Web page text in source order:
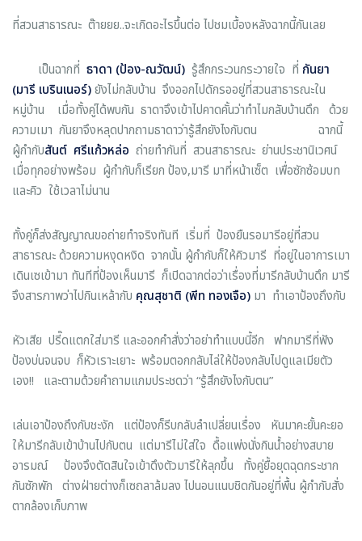
ที่สวนสาธารณะ ต๊ายยย..จะเกิดอะไรขึ้นต่อ ไปชมเบื้องหลังฉากนี้กันเลย
เป็นฉากที่ ธาดา (ป้อง-ณวัฒน์) รู้สึกกระวนกระวายใจ ที่ กันยา
(มารี เบรินเนอร์)ยังไม่กลับบ้าน จึงออกไปดักรออยู่ที่สวนสาธารณะใน
หมู่บ้าน เมื่อทั้งคู่ได้พบกัน ธาดาจึงเข้าไปคาดคั้นว่าทำไมกลับบ้านดึก ด้วย
ความเมา กันยาจึงหลุดปากถามธาดาว่ารู้สึกยังไงกับตน ฉากนี้
ผู้กำกับสันต์ ศรีแก้วหล่อ ถ่ายทำกันที่ สวนสาธารณะ ย่านประชานิเวศน์
เมื่อทุกอย่างพร้อม ผู้กำกับก็เรียก ป้อง,มารี มาที่หน้าเซ็ต เพื่อซักซ้อมบท
และคิว ใช้เวลาไม่นาน
ทั้งคู่ก็ส่งสัญญาณขอถ่ายทำจริงทันที เริ่มที่ ป้องยืนรอมารีอยู่ที่สวน
สาธารณะ ด้วยความหงุดหงิด จากนั้น ผู้กำกับก็ให้คิวมารี ที่อยู่ในอาการเมา
เดินเซเข้ามา ทันทีที่ป้องเห็นมารี ก็เปิดฉากต่อว่าเรื่องที่มารีกลับบ้านดึก มารี
จึงสารภาพว่าไปกินเหล้ากับ คุณสุชาติ (พีท ทองเจือ) มา ทำเอาป้องถึงกับ
หัวเสีย ปรี๊ดแตกใส่มารี และออกคำสั่งว่าอย่าทำแบบนี้อีก ฟากมารีที่ฟัง
ป้องบ่นจนจบ ก็หัวเราะเยาะ พร้อมตอกกลับไล่ให้ป้องกลับไปดูแลเมียตัว
เอง!! และตามด้วยคำถามแกมประชดว่า “รู้สึกยังไงกับตน”
เล่นเอาป้องถึงกับชะงัก แต่ป้องก็รีบกลับลำเปลี่ยนเรื่อง หันมาคะยั้นคะยอ
ให้มารีกลับเข้าบ้านไปกับตน แต่มารีไม่ใส่ใจ ดื้อแพ่งนั่งกินน้ำอย่างสบาย
อารมณ์ ป้องจึงตัดสินใจเข้าดึงตัวมารีให้ลุกขึ้น ทั้งคู่ยื้อยุดฉุดกระชาก
กันซักพัก ต่างฝ่ายต่างก็เซถลาล้มลง ไปนอนแนบชิดกันอยู่ที่พื้น ผู้กำกับสั่ง
ตากล้องเก็บภาพ